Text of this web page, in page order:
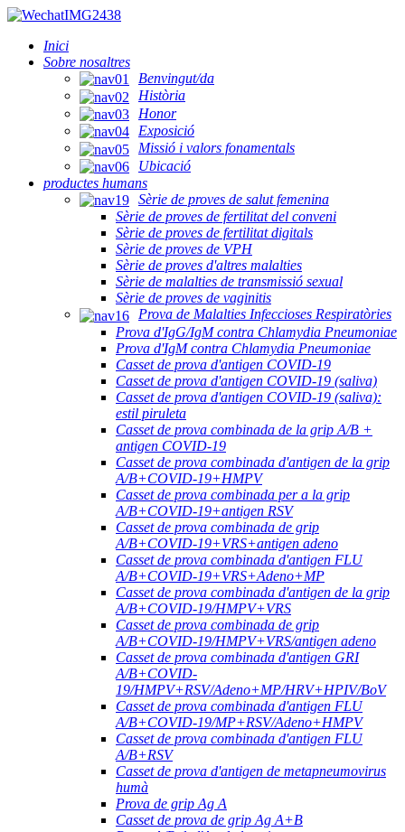
Inici
Sobre nosaltres
Benvingut/da
Història
Honor
Exposició
Missió i valors fonamentals
Ubicació
productes humans
Sèrie de proves de salut femenina
Sèrie de proves de fertilitat del conveni
Sèrie de proves de fertilitat digitals
Sèrie de proves de VPH
Sèrie de proves d'altres malalties
Sèrie de malalties de transmissió sexual
Sèrie de proves de vaginitis
Prova de Malalties Infeccioses Respiratòries
Prova d'IgG/IgM contra Chlamydia Pneumoniae
Prova d'IgM contra Chlamydia Pneumoniae
Casset de prova d'antigen COVID-19
Casset de prova d'antigen COVID-19 (saliva)
Casset de prova d'antigen COVID-19 (saliva):
estil piruleta
Casset de prova combinada de la grip A/B +
antigen COVID-19
Casset de prova combinada d'antigen de la grip
A/B+COVID-19+HMPV
Casset de prova combinada per a la grip
A/B+COVID-19+antigen RSV
Casset de prova combinada de grip
A/B+COVID-19+VRS+antigen adeno
Casset de prova combinada d'antigen FLU
A/B+COVID-19+VRS+Adeno+MP
Casset de prova combinada d'antigen de la grip
A/B+COVID-19/HMPV+VRS
Casset de prova combinada de grip
A/B+COVID-19/HMPV+VRS/antigen adeno
Casset de prova combinada d'antigen GRI
A/B+COVID-
19/HMPV+RSV/Adeno+MP/HRV+HPIV/BoV
Casset de prova combinada d'antigen FLU
A/B+COVID-19/MP+RSV/Adeno+HMPV
Casset de prova combinada d'antigen FLU
A/B+RSV
Casset de prova d'antigen de metapneumovirus
humà
Prova de grip Ag A
Casset de prova de grip Ag A+B